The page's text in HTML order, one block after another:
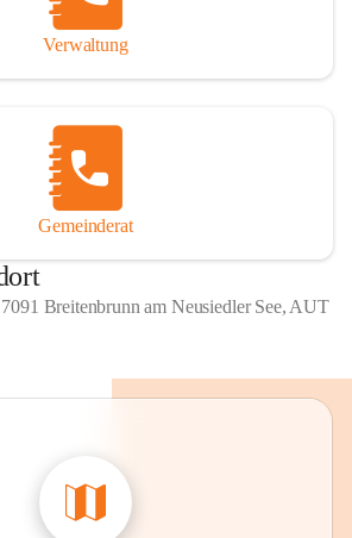
Verwaltung
Gemeinderat
7091 Breitenbrunn am Neusiedler See, AUT